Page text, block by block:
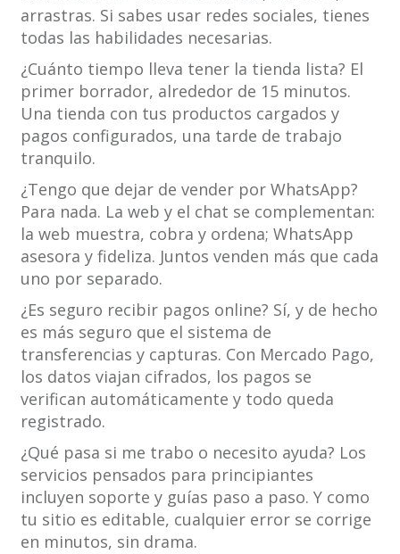
arrastras. Si sabes usar redes sociales, tienes
todas las habilidades necesarias.
¿Cuánto tiempo lleva tener la tienda lista? El
primer borrador, alrededor de 15 minutos.
Una tienda con tus productos cargados y
pagos configurados, una tarde de trabajo
tranquilo.
¿Tengo que dejar de vender por WhatsApp?
Para nada. La web y el chat se complementan:
la web muestra, cobra y ordena; WhatsApp
asesora y fideliza. Juntos venden más que cada
uno por separado.
¿Es seguro recibir pagos online? Sí, y de hecho
es más seguro que el sistema de
transferencias y capturas. Con Mercado Pago,
los datos viajan cifrados, los pagos se
verifican automáticamente y todo queda
registrado.
¿Qué pasa si me trabo o necesito ayuda? Los
servicios pensados para principiantes
incluyen soporte y guías paso a paso. Y como
tu sitio es editable, cualquier error se corrige
en minutos, sin drama.